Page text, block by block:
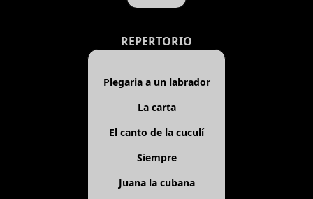
REPERTORIO
Plegaria a un labrador
La carta
El canto de la cuculí
Siempre
Juana la cubana